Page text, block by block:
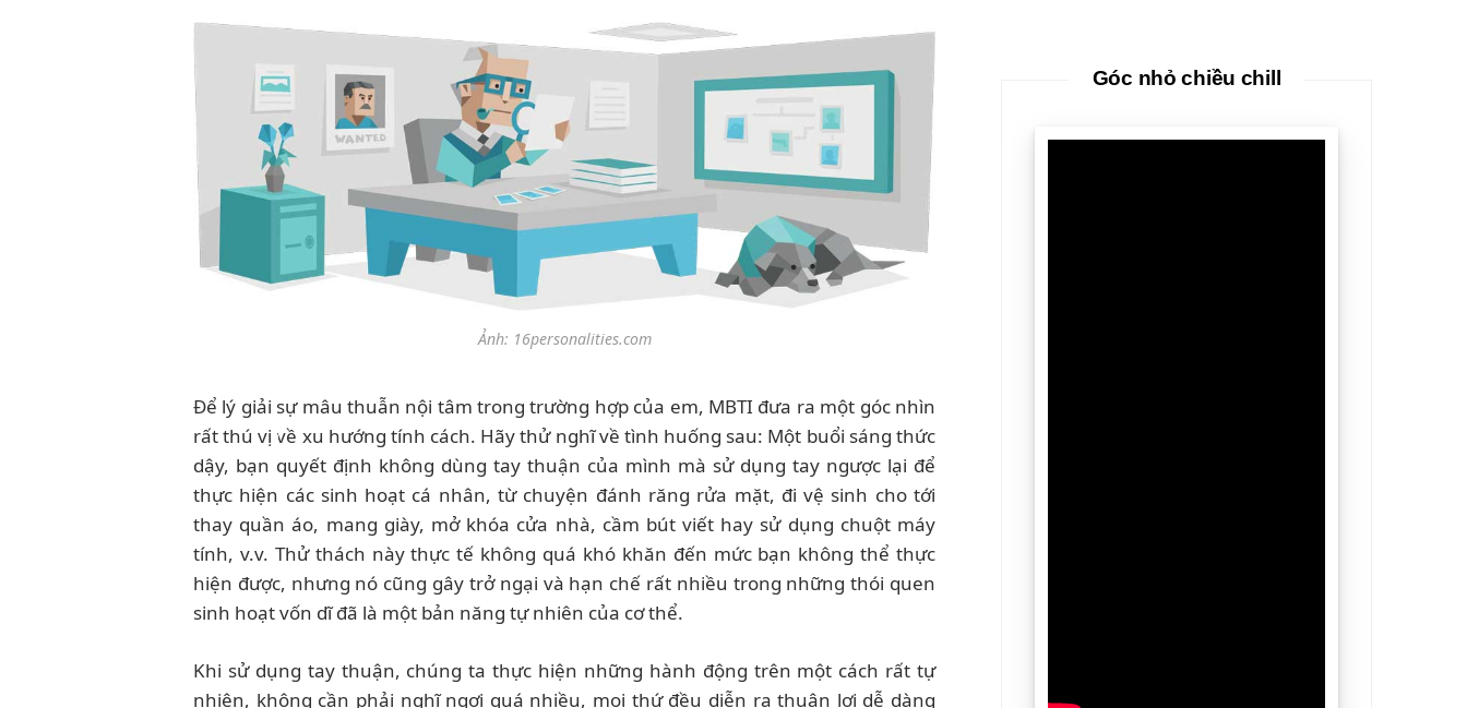
Ảnh: 16personalities.com
Để lý giải sự mâu thuẫn nội tâm trong trường hợp của em, MBTI đưa ra một góc nhìn
rất thú vị về xu hướng tính cách. Hãy thử nghĩ về tình huống sau: Một buổi sáng thức
dậy, bạn quyết định không dùng tay thuận của mình mà sử dụng tay ngược lại để
thực hiện các sinh hoạt cá nhân, từ chuyện đánh răng rửa mặt, đi vệ sinh cho tới
thay quần áo, mang giày, mở khóa cửa nhà, cầm bút viết hay sử dụng chuột máy
tính, v.v. Thử thách này thực tế không quá khó khăn đến mức bạn không thể thực
hiện được, nhưng nó cũng gây trở ngại và hạn chế rất nhiều trong những thói quen
sinh hoạt vốn dĩ đã là một bản năng tự nhiên của cơ thể.
Khi sử dụng tay thuận, chúng ta thực hiện những hành động trên một cách rất tự
nhiên, không cần phải nghĩ ngợi quá nhiều, mọi thứ đều diễn ra thuận lợi dễ dàng
Góc nhỏ chiều chill